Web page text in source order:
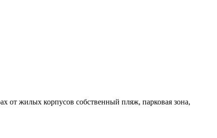
от жилых корпусов собственный пляж, парковая зона,